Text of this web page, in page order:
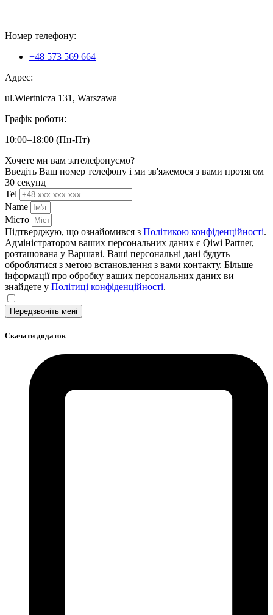
Номер телефону:
+48 573 569 664
Адрес:
ul.Wiertnicza 131, Warszawa
Графік роботи:
‌10:00–18:00 (‌Пн-Пт)
Хочете ми вам зателефонуємо?
Введіть Ваш номер телефону і ми зв'яжемося з вами протягом
30 секунд
Tel
Name
Місто
Підтверджую, що ознайомився з Політикою конфіденційності.
Адміністратором ваших персональних даних є Qiwi Partner,
розташована у Варшаві. Ваші персональні дані будуть
оброблятися з метою встановлення з вами контакту. Більше
інформації про обробку ваших персональних даних ви
знайдете у Політиці конфіденційності.
Передзвоніть мені
Скачати додаток